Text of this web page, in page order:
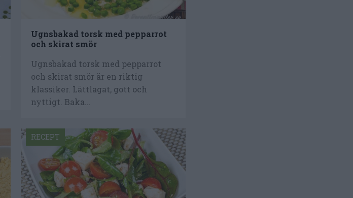
Ugnsbakad torsk med pepparrot
och skirat smör
Ugnsbakad torsk med pepparrot
och skirat smör är en riktig
klassiker. Lättlagat, gott och
nyttigt. Baka...
RECEPT